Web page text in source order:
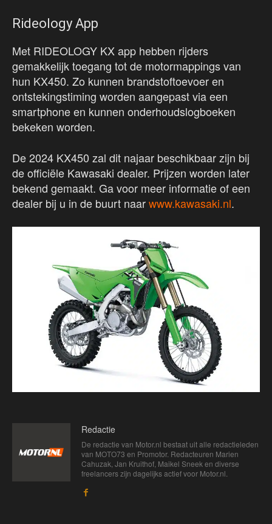
Rideology App
Met RIDEOLOGY KX app hebben rijders
gemakkelijk toegang tot de motormappings van
hun KX450. Zo kunnen brandstoftoevoer en
ontstekingstiming worden aangepast via een
smartphone en kunnen onderhoudslogboeken
bekeken worden.
De 2024 KX450 zal dit najaar beschikbaar zijn bij
de officiële Kawasaki dealer. Prijzen worden later
bekend gemaakt. Ga voor meer informatie of een
dealer bij u in de buurt naarwww.kawasaki.nl.
Redactie
De redactie van Motor.nl bestaat uit alle redactieleden
van MOTO73 en Promotor. Redacteuren Marien
Cahuzak, Jan Kruithof, Maikel Sneek en diverse
freelancers zijn dagelijks actief voor Motor.nl.